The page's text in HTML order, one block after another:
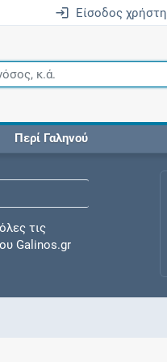
Είσοδος χρήστη
Περί Γαληνού
τις
Galinos.gr